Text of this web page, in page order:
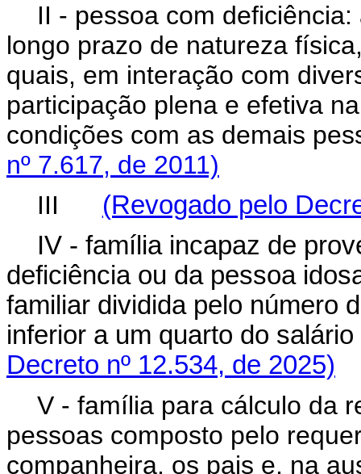
II - pessoa com
longo prazo de natureza
quais, em interação com
participação plena e efetiva
condições com as demais
nº 7.617, de 2011)
III (Revogado pelo
IV - família incapaz de
deficiência ou da pessoa
familiar dividida pelo número
inferior a um quarto do
Decreto nº 12.534, de 2025)
V - família para cálculo da
pessoas composto pelo
companheira, os pais e, na